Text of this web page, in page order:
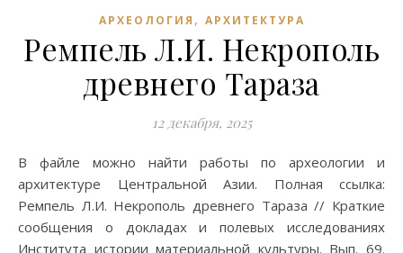
АРХЕОЛОГИЯ , АРХИТЕКТУРА
Ремпель Л.И. Некрополь
древнего Тараза
12 декабря, 2025
В файле можно найти работы по археологии и
архитектуре Центральной Азии. Полная ссылка:
Ремпель Л.И. Некрополь древнего Тараза // Краткие
сообщения о докладах и полевых исследованиях
Института истории материальной культуры. Вып. 69.